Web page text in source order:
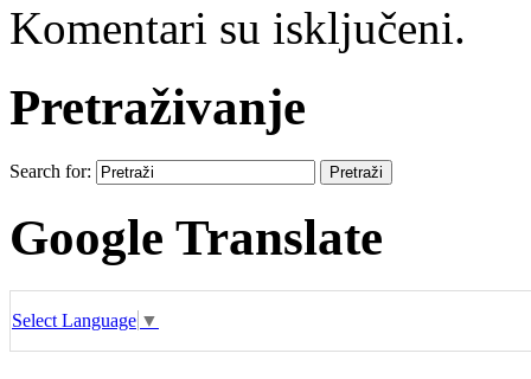
Komentari su isključeni.
Pretraživanje
Search for:
Google Translate
Select Language ▼